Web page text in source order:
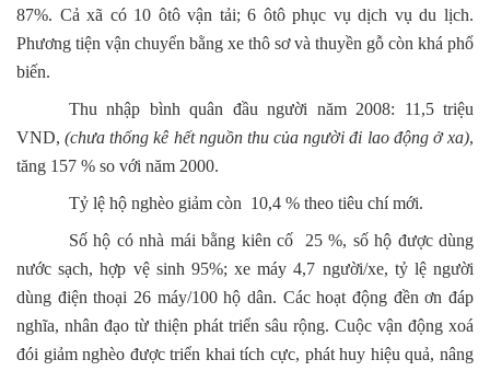
87%. Cả xã có 10 ôtô vận tải; 6 ôtô phục vụ dịch vụ du lịch.
Phương tiện vận chuyển bằng xe thô sơ và thuyền gỗ còn khá phổ
biến.
Thu nhập bình quân đầu người năm 2008: 11,5 triệu
VND,(chưa thống kê hết nguồn thu của người đi lao động ở xa),
tăng 157 % so với năm 2000.
Tỷ lệ hộ nghèo giảm còn 10,4 % theo tiêu chí mới.
Số hộ có nhà mái bằng kiên cố 25 %, số hộ được dùng
nước sạch, hợp vệ sinh 95%; xe máy 4,7 người/xe, tỷ lệ người
dùng điện thoại 26 máy/100 hộ dân. Các hoạt động đền ơn đáp
nghĩa, nhân đạo từ thiện phát triển sâu rộng. Cuộc vận động xoá
đói giảm nghèo được triển khai tích cực, phát huy hiệu quả, nâng